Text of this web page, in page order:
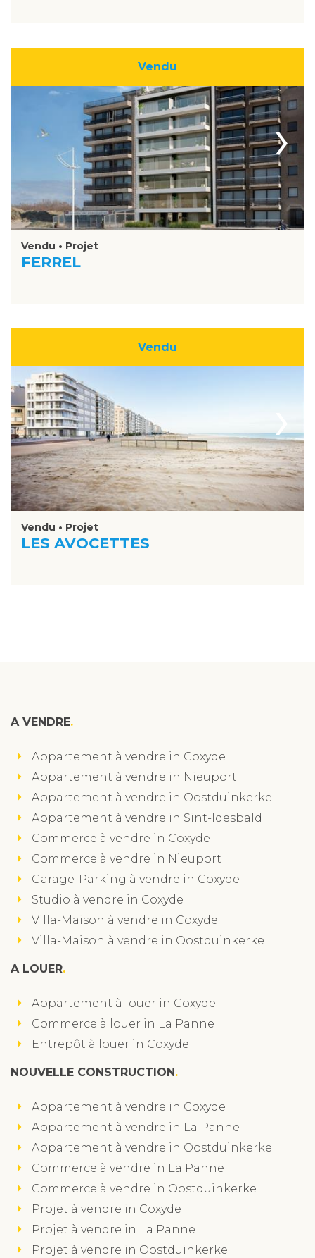
Vendu
›
Vendu • Projet
FERREL
Vendu
›
Vendu • Projet
LES AVOCETTES
A VENDRE
Appartement à vendre in Coxyde
Appartement à vendre in Nieuport
Appartement à vendre in Oostduinkerke
Appartement à vendre in Sint-Idesbald
Commerce à vendre in Coxyde
Commerce à vendre in Nieuport
Garage-Parking à vendre in Coxyde
Studio à vendre in Coxyde
Villa-Maison à vendre in Coxyde
Villa-Maison à vendre in Oostduinkerke
A LOUER
Appartement à louer in Coxyde
Commerce à louer in La Panne
Entrepôt à louer in Coxyde
NOUVELLE CONSTRUCTION
Appartement à vendre in Coxyde
Appartement à vendre in La Panne
Appartement à vendre in Oostduinkerke
Commerce à vendre in La Panne
Commerce à vendre in Oostduinkerke
Projet à vendre in Coxyde
Projet à vendre in La Panne
Projet à vendre in Oostduinkerke